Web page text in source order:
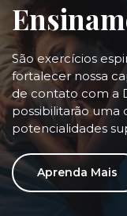
São exercícios
fortalecer nossa
de contato com a
possibilitarão uma
potencialidades
Aprenda Mais